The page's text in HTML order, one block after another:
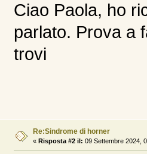
Ciao Paola, ho
parlato. Prova a
trovi
Re:Sindrome di horner
« Risposta #2 il: 09 Settembre 2024,